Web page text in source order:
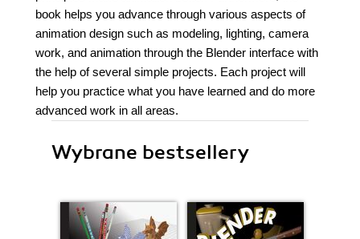
book helps you advance through various aspects of
animation design such as modeling, lighting, camera
work, and animation through the Blender interface with
the help of several simple projects. Each project will
help you practice what you have learned and do more
advanced work in all areas.
Wybrane bestsellery